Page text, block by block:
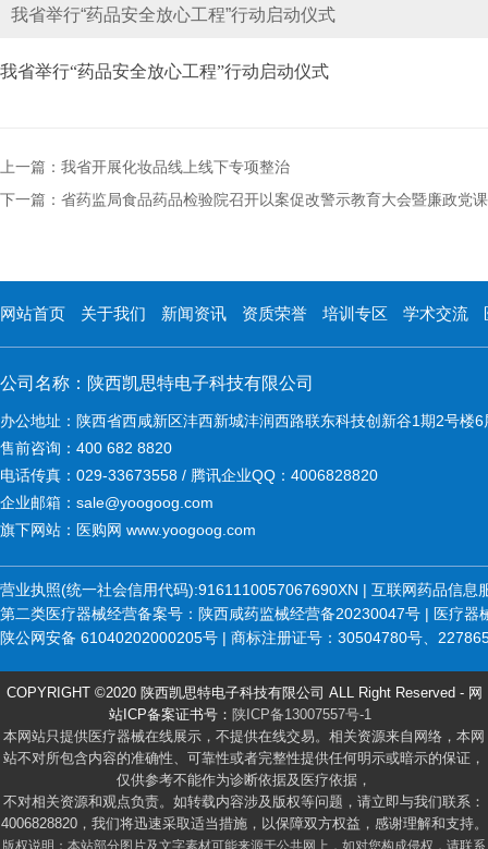
我省举行“药品安全放心工程”行动启动仪式
我省举行“药品安全放心工程”行动启动仪式
上一篇：我省开展化妆品线上线下专项整治
下一篇：省药监局食品药品检验院召开以案促改警示教育大会暨廉政党
网站首页 关于我们 新闻资讯 资质荣誉 培训专区 学术交流
公司名称：陕西凯思特电子科技有限公司
办公地址：陕西省西咸新区沣西新城沣润西路联东科技创新谷1期2号楼6
售前咨询：400 682 8820
电话传真：029-33673558 / 腾讯企业QQ：4006828820
企业邮箱：sale@yoogoog.com
旗下网站：医购网 www.yoogoog.com
营业执照(统一社会信用代码):9161110057067690XN | 互联网药品信
第二类医疗器械经营备案号：陕西咸药监械经营备20230047号 | 医疗
陕公网安备 61040202000205号 | 商标注册证号：30504780号、
COPYRIGHT ©2020 陕西凯思特电子科技有限公司 ALL Right Reserved - 网
站ICP备案证书号： 陕ICP备13007557号-1
本网站只提供医疗器械在线展示，不提供在线交易。相关资源来自网络，本网
站不对所包含内容的准确性、可靠性或者完整性提供任何明示或暗示的保证，
仅供参考不能作为诊断依据及医疗依据，
不对相关资源和观点负责。如转载内容涉及版权等问题，请立即与我们联系：
4006828820，我们将迅速采取适当措施，以保障双方权益，感谢理解和支持。
版权说明：本站部分图片及文字素材可能来源于公共网上，如对您构成侵权，请联系